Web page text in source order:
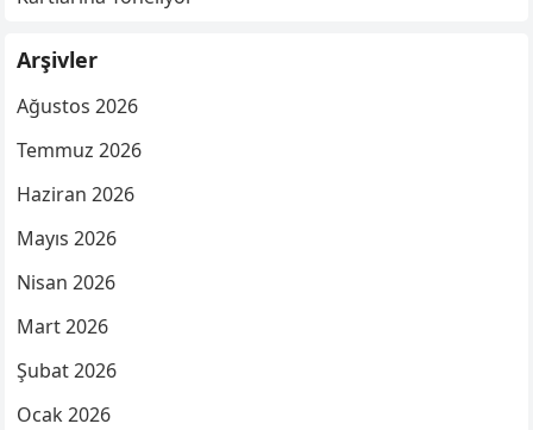
Arşivler
Ağustos 2026
Temmuz 2026
Haziran 2026
Mayıs 2026
Nisan 2026
Mart 2026
Şubat 2026
Ocak 2026